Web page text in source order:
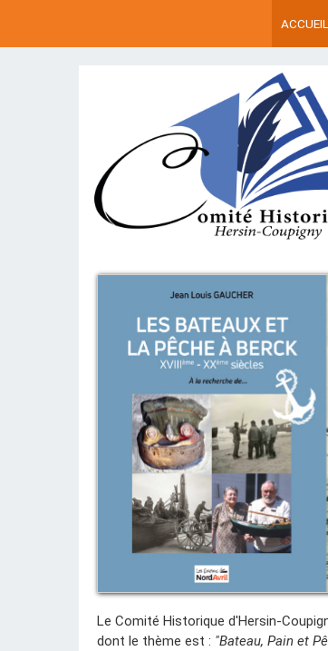
ACCUEIL
Le Comité Historique d'Hersin-
dont le thème est : "Bateau, Pain et